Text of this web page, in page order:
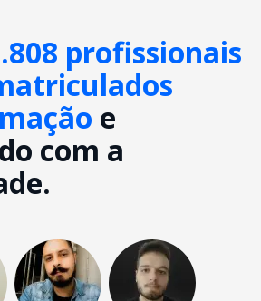
profissionais
e
com a